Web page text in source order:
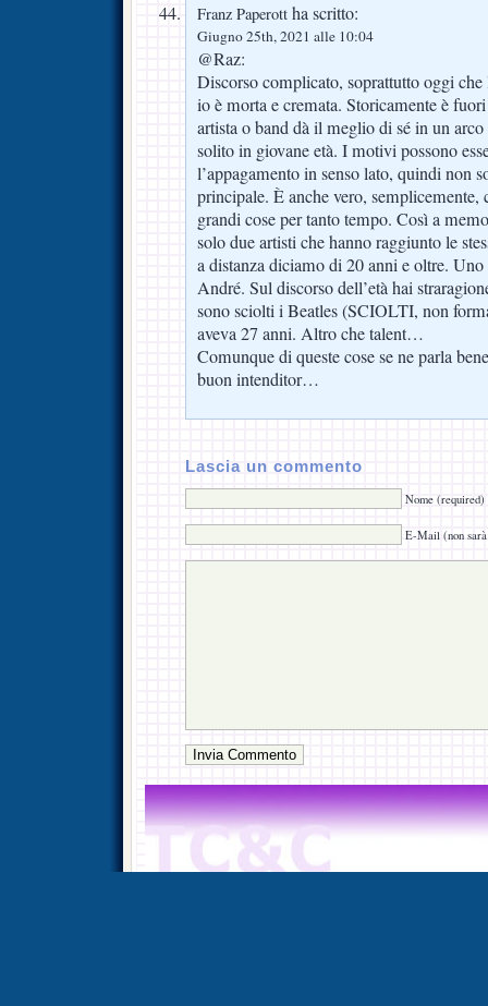
Franz Paperott ha scritto:
Giugno 25th, 2021 alle 10:04
@Raz:
Discorso complicato, soprattutto oggi
io è morta e cremata. Storicamente è
artista o band dà il meglio di sé in un
solito in giovane età. I motivi possono
l’appagamento in senso lato, quindi non
principale. È anche vero, semplicemente,
grandi cose per tanto tempo. Così a
solo due artisti che hanno raggiunto le
a distanza diciamo di 20 anni e oltre.
André. Sul discorso dell’età hai
sono sciolti i Beatles (SCIOLTI, non
aveva 27 anni. Altro che talent…
Comunque di queste cose se ne parla
buon intenditor…
Lascia un commento
Nome (required)
E-Mail (non